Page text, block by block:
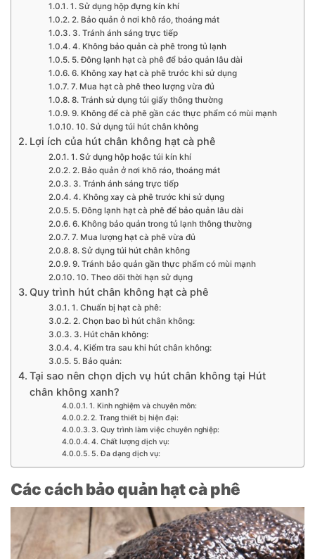
1. Sử dụng hộp đựng kín khí
2. Bảo quản ở nơi khô ráo, thoáng mát
3. Tránh ánh sáng trực tiếp
4. Không bảo quản cà phê trong tủ lạnh
5. Đông lạnh hạt cà phê để bảo quản lâu dài
6. Không xay hạt cà phê trước khi sử dụng
7. Mua hạt cà phê theo lượng vừa đủ
8. Tránh sử dụng túi giấy thông thường
9. Không để cà phê gần các thực phẩm có mùi mạnh
10. Sử dụng túi hút chân không
Lợi ích của hút chân không hạt cà phê
1. Sử dụng hộp hoặc túi kín khí
2. Bảo quản ở nơi khô ráo, thoáng mát
3. Tránh ánh sáng trực tiếp
4. Không xay cà phê trước khi sử dụng
5. Đông lạnh hạt cà phê để bảo quản lâu dài
6. Không bảo quản trong tủ lạnh thông thường
7. Mua lượng hạt cà phê vừa đủ
8. Sử dụng túi hút chân không
9. Tránh bảo quản gần thực phẩm có mùi mạnh
10. Theo dõi thời hạn sử dụng
Quy trình hút chân không hạt cà phê
1. Chuẩn bị hạt cà phê:
2. Chọn bao bì hút chân không:
3. Hút chân không:
4. Kiểm tra sau khi hút chân không:
5. Bảo quản:
Tại sao nên chọn dịch vụ hút chân không tại Hút
chân không xanh?
1. Kinh nghiệm và chuyên môn:
2. Trang thiết bị hiện đại:
3. Quy trình làm việc chuyên nghiệp:
4. Chất lượng dịch vụ:
5. Đa dạng dịch vụ:
Các cách bảo quản hạt cà phê